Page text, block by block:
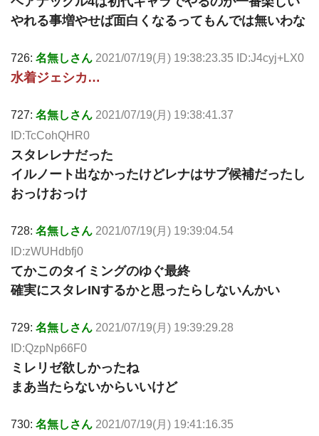
やれる事増やせば面白くなるってもんでは無いわな
726: 名無しさん 2021/07/19(月) 19:38:23.35 ID:J4cyj+LX0
水着ジェシカ…
727: 名無しさん 2021/07/19(月) 19:38:41.37
ID:TcCohQHR0
スタレレナだった
イルノート出なかったけどレナはサプ候補だったし
おっけおっけ
728: 名無しさん 2021/07/19(月) 19:39:04.54
ID:zWUHdbfj0
てかこのタイミングのゆぐ最終
確実にスタレINするかと思ったらしないんかい
729: 名無しさん 2021/07/19(月) 19:39:29.28
ID:QzpNp66F0
ミレリゼ欲しかったね
まあ当たらないからいいけど
730: 名無しさん 2021/07/19(月) 19:41:16.35